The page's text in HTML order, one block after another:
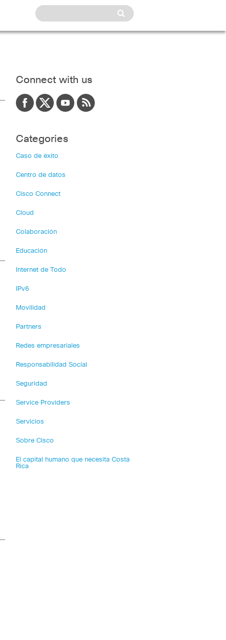
Connect with us
Categories
Caso de éxito
Centro de datos
Cisco Connect
Cloud
Colaboración
Educación
Internet de Todo
IPv6
Movilidad
Partners
Redes empresariales
Responsabilidad Social
Seguridad
Service Providers
Servicios
Sobre Cisco
El capital humano que necesita Costa
Rica